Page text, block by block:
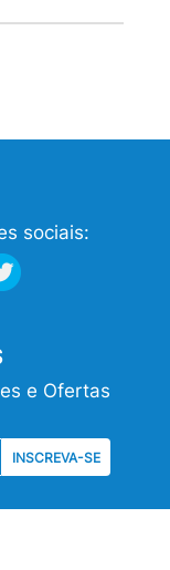
sociais:
e Ofertas
INSCREVA-SE